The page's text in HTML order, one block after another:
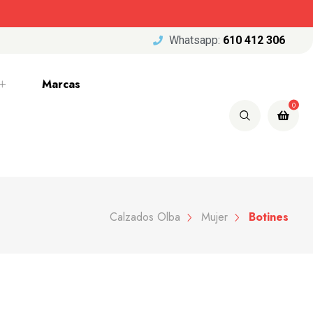
Whatsapp: 610 412 306
Marcas
0
Calzados Olba Mujer Botines